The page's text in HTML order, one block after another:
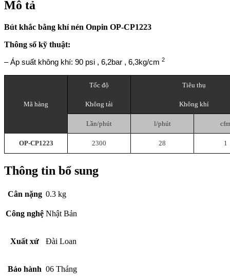
Mô tả
Bút khắc bằng khí nén Onpin OP-CP1223
Thông số kỹ thuật:
– Áp suất không khí: 90 psi , 6,2bar , 6,3kg/cm 2
Mã hàng
Tốc độ Tiêu thụ
Không tải Không khí
Lần/phút l/phút cfm
OP-CP1223 2300 28 1
Thông tin bổ sung
Cân nặng 0.3 kg
Công nghệ Nhật Bản
Xuất xứ Đài Loan
Bảo hành 06 Tháng